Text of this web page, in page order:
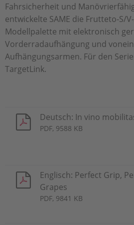
Fahrsicherheit und
entwickelte SAME die Frutteto-S/
Modellpalette mit elektronisch
Vorderradaufhängung und
Aufhängungsarmen. Für den
TargetLink.
Deutsch: In vino
PDF, 9588 KB
Englisch: Perfect Grip,
Grapes
PDF, 9841 KB